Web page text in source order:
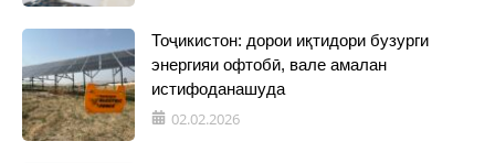
Тоҷикистон: дорои иқтидори бузурги
энергияи офтобӣ, вале амалан
истифоданашуда
02.02.2026